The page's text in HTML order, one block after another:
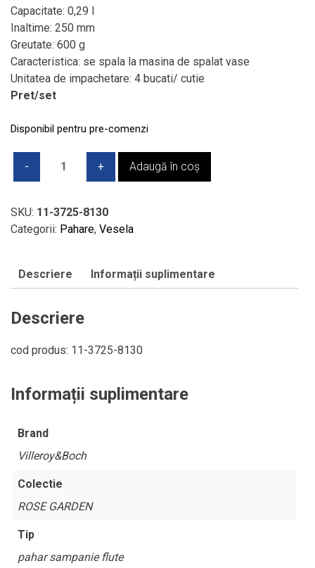
Capacitate: 0,29 l
Inaltime: 250 mm
Greutate: 600 g
Caracteristica: se spala la masina de spalat vase
Unitatea de impachetare: 4 bucati/ cutie
Pret/set
Disponibil pentru pre-comenzi
Cantitate
pahare
sampanie
V&B
ROSE
GARDEN
Adaugă în coș
SKU: 11-3725-8130
Categorii: Pahare, Vesela
Descriere Informații suplimentare
Descriere
cod produs: 11-3725-8130
Informații suplimentare
Brand
Villeroy&Boch
Colectie
ROSE GARDEN
Tip
pahar sampanie flute